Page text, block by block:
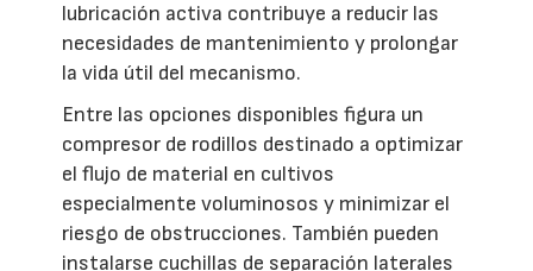
lubricación activa contribuye a reducir las
necesidades de mantenimiento y prolongar
la vida útil del mecanismo.
Entre las opciones disponibles figura un
compresor de rodillos destinado a optimizar
el flujo de material en cultivos
especialmente voluminosos y minimizar el
riesgo de obstrucciones. También pueden
instalarse cuchillas de separación laterales